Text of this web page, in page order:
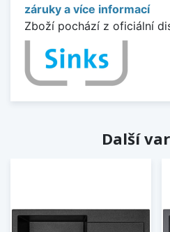
záruky a více informací
Zboží pochází z oficiální
Další